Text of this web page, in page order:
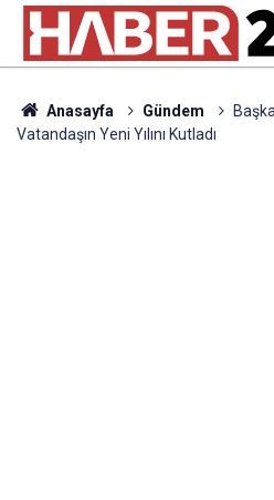
Anasayfa Gündem
Vatandaşın Yeni Yılını Kutladı